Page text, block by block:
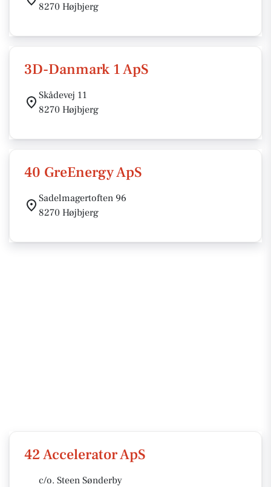
8270 Højbjerg
3D-Danmark 1 ApS
Skådevej 11
8270 Højbjerg
40 GreEnergy ApS
Sadelmagertoften 96
8270 Højbjerg
42 Accelerator ApS
c/o. Steen Sønderby